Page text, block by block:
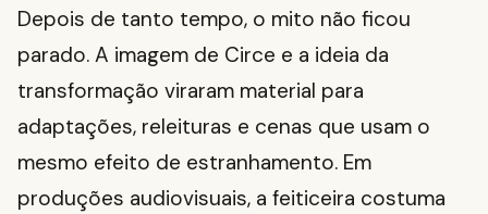
Depois de tanto tempo, o mito não ficou
parado. A imagem de Circe e a ideia da
transformação viraram material para
adaptações, releituras e cenas que usam o
mesmo efeito de estranhamento. Em
produções audiovisuais, a feiticeira costuma